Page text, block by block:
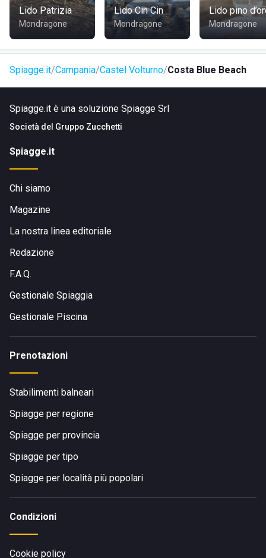
In auto:facilmente raggiungibile tramite la SS7 Quater,
uscita Castel Volturno Sud, proseguendo poi lungo Via del
Mare fino al civico 46.
In treno:la stazione ferroviaria più vicina è quella di Villa
tramite linee locali attive durante l’estate.
Lido Patrizia
Mondragone
Lido Cin Cin
Mondragone
Lido pino
Mondragone
Spiagge.it Campania Castel Volturno Costa Blue Beach
Spiagge.it è una soluzione Spiagge Srl
Società del Gruppo Zucchetti
Spiagge.it
Chi siamo
Magazine
La nostra linea editoriale
Redazione
F.A.Q.
Gestionale Spiaggia
Gestionale Piscina
Prenotazioni
Stabilimenti balneari
Spiagge per regione
Spiagge per provincia
Spiagge per tipo
Spiagge per località più popolari
Condizioni
Cookie policy